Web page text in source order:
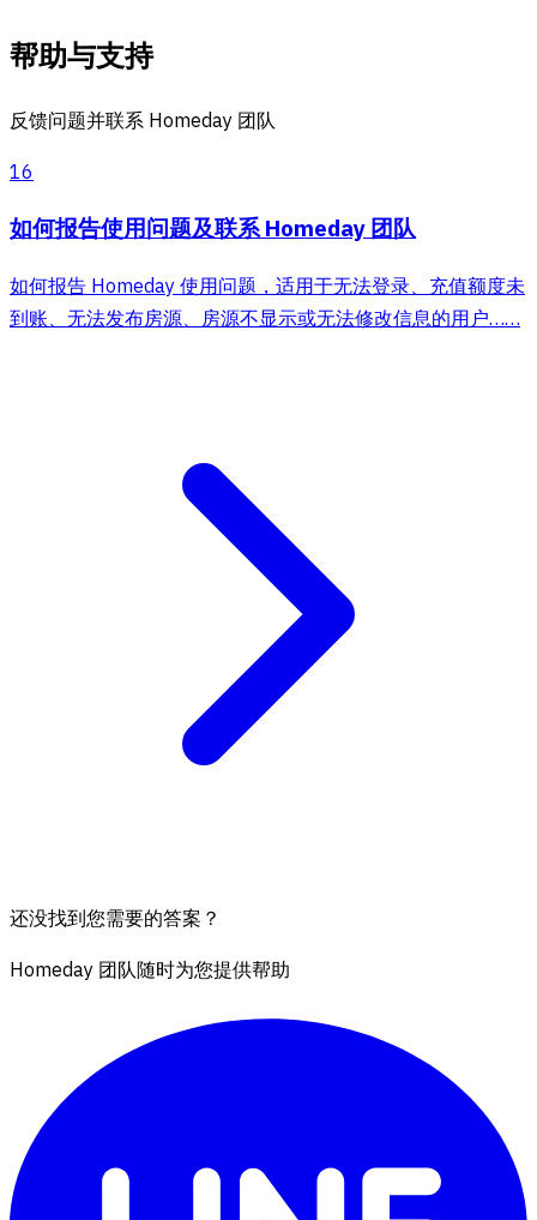
帮助与支持
反馈问题并联系 Homeday 团队
16
如何报告使用问题及联系 Homeday 团队
如何报告 Homeday 使用问题，适用于无法登录、充值额度未
到账、无法发布房源、房源不显示或无法修改信息的用户……
还没找到您需要的答案？
Homeday 团队随时为您提供帮助